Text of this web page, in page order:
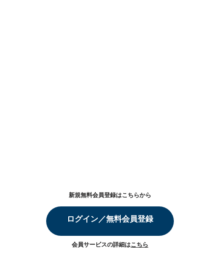
新規無料会員登録はこちらから
ログイン／無料会員登録
会員サービスの詳細はこちら